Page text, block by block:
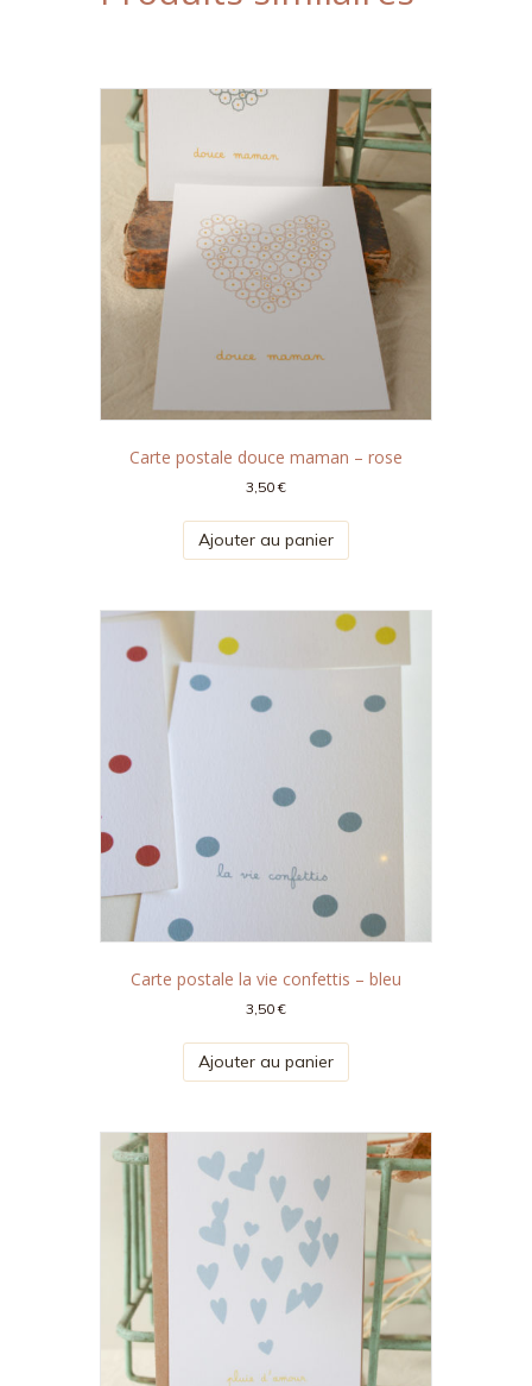
Carte postale douce maman – rose
3,50€
Ajouter au panier
Carte postale la vie confettis – bleu
3,50€
Ajouter au panier